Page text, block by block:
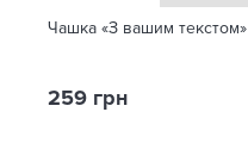
Чашка «З вашим текстом»
259 грн